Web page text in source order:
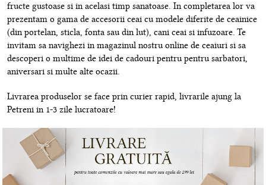
fructe gustoase si in acelasi timp sanatoase. In completarea lor va
prezentam o gama de accesorii ceai cu modele diferite de ceainice
(din portelan, sticla, fonta sau din lut), cani ceai si infuzoare. Te
invitam sa navighezi in magazinul nostru online de ceaiuri si sa
descoperi o multime de idei de cadouri pentru pentru sarbatori,
aniversari si multe alte ocazii.
Livrarea produselor se face prin curier rapid, livrarile ajung la
Petreni in 1-3 zile lucratoare!